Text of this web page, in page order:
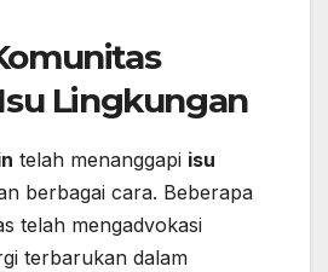
Lingkungan
telah menanggapi isu
berbagai cara. Beberapa
telah mengadvokasi
terbarukan dalam